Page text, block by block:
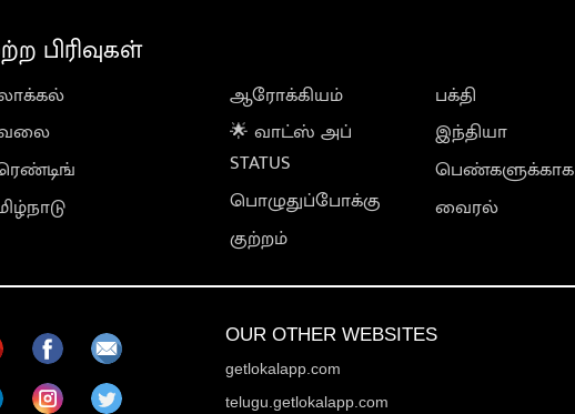
பிரிவுகள்
ஆரோக்கியம்
🌟 வாட்ஸ் அப்
STATUS
பொழுதுப்போக்கு
குற்றம்
பக்தி
இந்தியா
பெண்களுக்காக
வைரல்
OUR OTHER WEBSITES
getlokalapp.com
telugu.getlokalapp.com